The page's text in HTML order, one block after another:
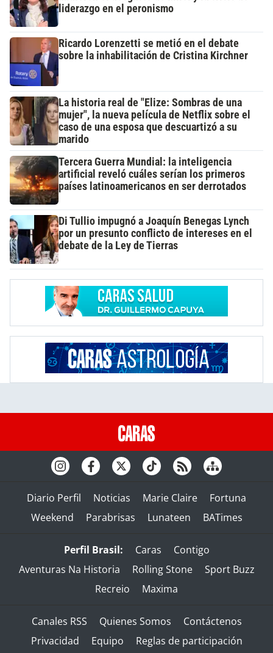
liderazgo en el peronismo
Ricardo Lorenzetti se metió en el debate
sobre la inhabilitación de Cristina Kirchner
La historia real de "Elize: Sombras de una
mujer", la nueva película de Netflix sobre el
caso de una esposa que descuartizó a su
marido
Tercera Guerra Mundial: la inteligencia
artificial reveló cuáles serían los primeros
países latinoamericanos en ser derrotados
Di Tullio impugnó a Joaquín Benegas Lynch
por un presunto conflicto de intereses en el
debate de la Ley de Tierras
Diario Perfil Noticias Marie Claire
Fortuna
Weekend
Parabrisas Lunateen BATimes
Perfil Brasil: Caras
Contigo
Aventuras Na Historia
Rolling Stone
Sport Buzz
Recreio
Maxima
Canales RSS Quienes Somos
Contáctenos
Privacidad
Equipo Reglas de participación